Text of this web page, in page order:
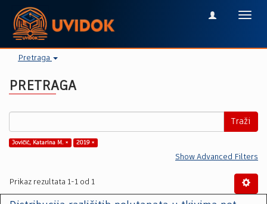
Pretraga
PRETRAGA
Traži
Jovičić, Katarina M. × 2019 ×
Show Advanced Filters
Prikaz rezultata 1-1 od 1